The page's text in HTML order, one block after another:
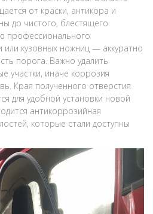
от краски, антикора и
до чистого, блестящего
профессионального
кузовных ножниц — аккуратно
порога. Важно удалить
участки, иначе коррозия
Края полученного отверстия
для удобной установки новой
антикоррозийная
которые стали доступны